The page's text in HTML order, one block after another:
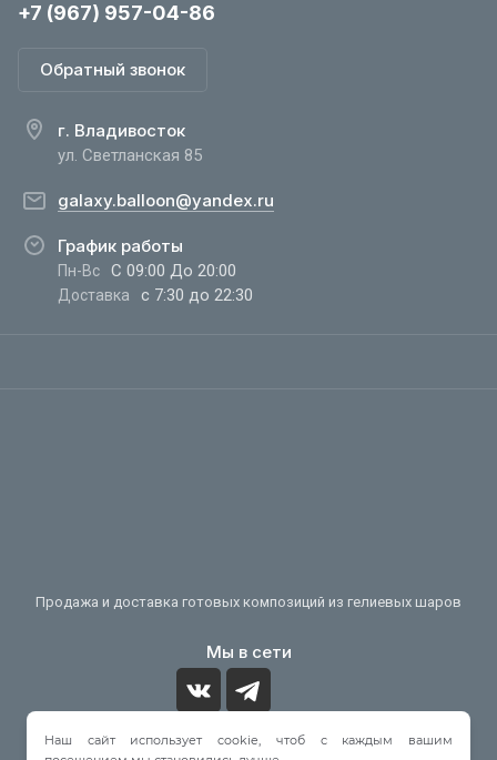
+7 (967) 957-04-86
Обратный звонок
г. Владивосток
ул. Светланская 85
galaxy.balloon@yandex.ru
График работы
Пн-Вс С 09:00 До 20:00
Доставка с 7:30 до 22:30
Продажа и доставка готовых композиций из гелиевых шаров
Мы в сети
Наш сайт использует cookie, чтоб с каждым вашим